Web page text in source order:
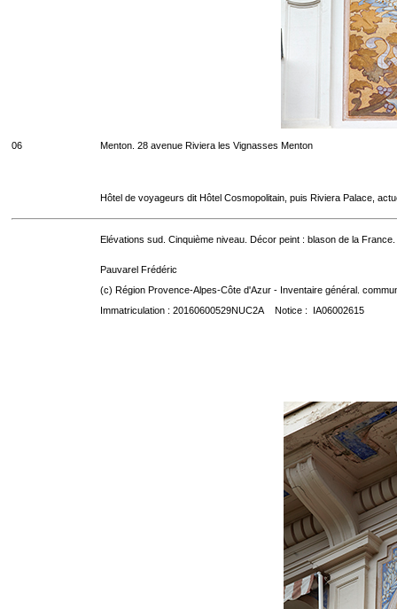
06 Menton. 28 avenue Riviera les Vignasses Menton
Hôtel de voyageurs dit Hôtel Cosmopolitain, puis Riviera Palace,
Elévations sud. Cinquième niveau. Décor peint : blason de la France.
Pauvarel Frédéric
(c) Région Provence-Alpes-Côte d'Azur - Inventaire général.
Immatriculation : 20160600529NUC2A Notice : IA06002615